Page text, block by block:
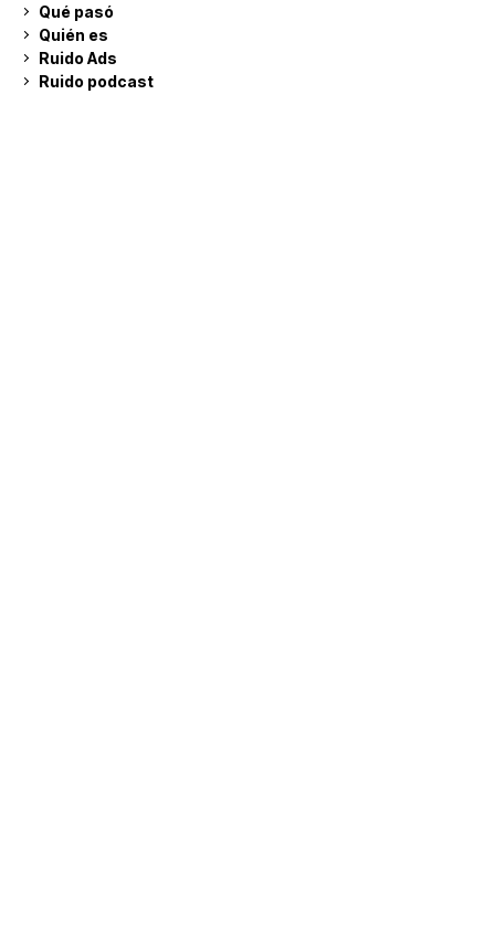
Qué pasó
Quién es
Ruido Ads
Ruido podcast